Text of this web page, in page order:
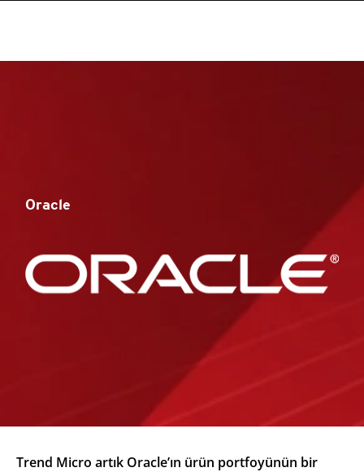
Oracle
Trend Micro artık Oracle’ın ürün portfoyünün bir